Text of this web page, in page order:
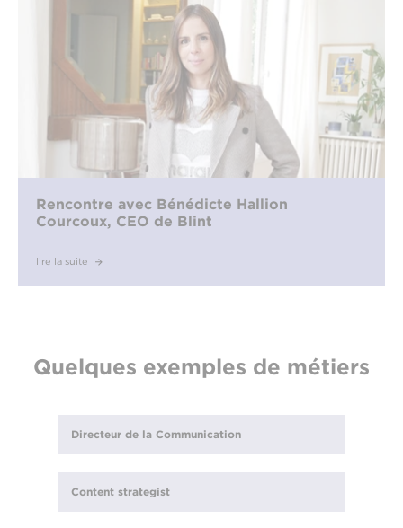
Rencontre avec Bénédicte Hallion
Courcoux, CEO de Blint
lire la suite
Quelques exemples de métiers
Directeur de la Communication
Content strategist